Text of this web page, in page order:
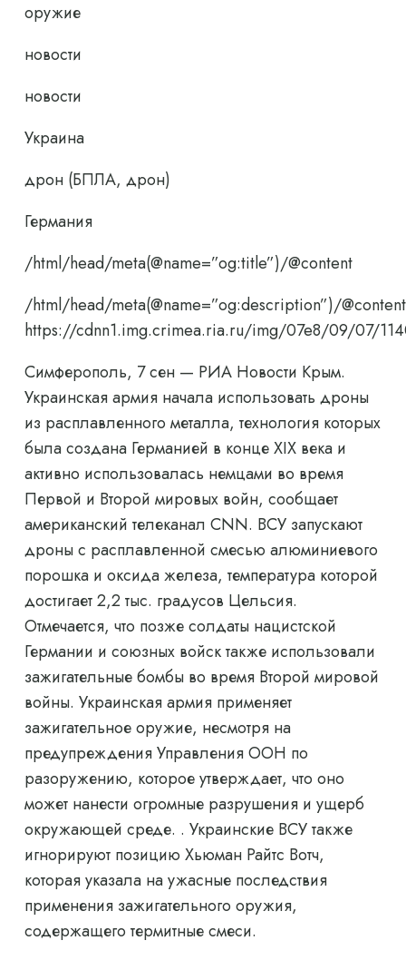
оружие
новости
новости
Украина
дрон (БПЛА, дрон)
Германия
/html/head/meta(@name=”og:title”)/@content
/html/head/meta(@name=”og:description”)/@content
https://cdnn1.img.crimea.ria.ru/img/07e8/09/07/
Симферополь, 7 сен — РИА Новости Крым.
Украинская армия начала использовать дроны
из расплавленного металла, технология которых
была создана Германией в конце XIX века и
активно использовалась немцами во время
Первой и Второй мировых войн, сообщает
американский телеканал CNN. ВСУ запускают
дроны с расплавленной смесью алюминиевого
порошка и оксида железа, температура которой
достигает 2,2 тыс. градусов Цельсия.
Отмечается, что позже солдаты нацистской
Германии и союзных войск также использовали
зажигательные бомбы во время Второй мировой
войны. Украинская армия применяет
зажигательное оружие, несмотря на
предупреждения Управления ООН по
разоружению, которое утверждает, что оно
может нанести огромные разрушения и ущерб
окружающей среде. . Украинские ВСУ также
игнорируют позицию Хьюман Райтс Вотч,
которая указала на ужасные последствия
применения зажигательного оружия,
содержащего термитные смеси.